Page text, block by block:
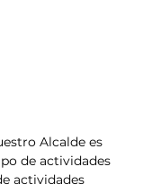
Alcalde es
de actividades
actividades